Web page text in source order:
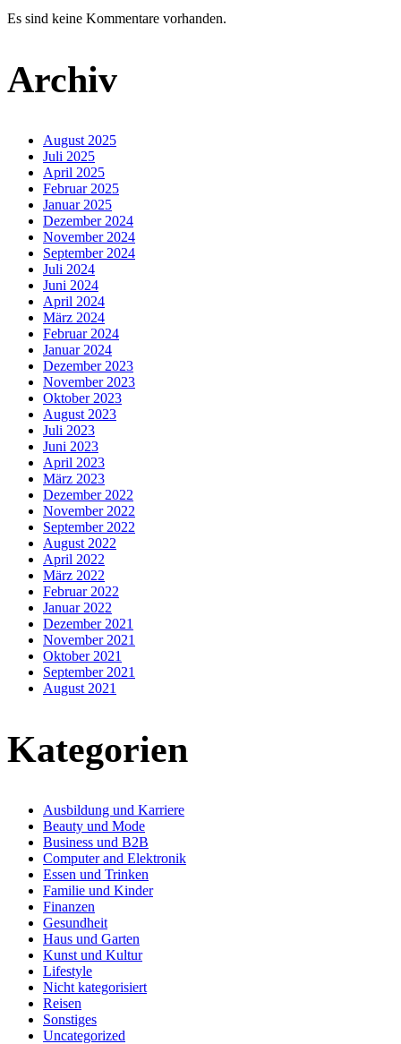
Es sind keine Kommentare vorhanden.
Archiv
August 2025
Juli 2025
April 2025
Februar 2025
Januar 2025
Dezember 2024
November 2024
September 2024
Juli 2024
Juni 2024
April 2024
März 2024
Februar 2024
Januar 2024
Dezember 2023
November 2023
Oktober 2023
August 2023
Juli 2023
Juni 2023
April 2023
März 2023
Dezember 2022
November 2022
September 2022
August 2022
April 2022
März 2022
Februar 2022
Januar 2022
Dezember 2021
November 2021
Oktober 2021
September 2021
August 2021
Kategorien
Ausbildung und Karriere
Beauty und Mode
Business und B2B
Computer and Elektronik
Essen und Trinken
Familie und Kinder
Finanzen
Gesundheit
Haus und Garten
Kunst und Kultur
Lifestyle
Nicht kategorisiert
Reisen
Sonstiges
Uncategorized